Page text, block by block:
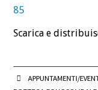
85
Scarica e
APPUNTAMENTI/